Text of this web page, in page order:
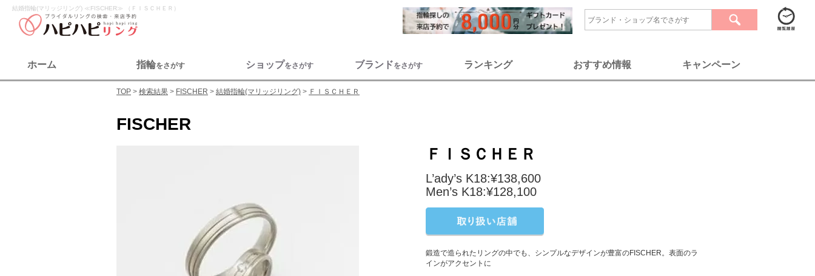
結婚指輪(マリッジリング) ≪FISCHER≫ （ＦＩＳＣＨＥＲ）
ホーム 指輪をさがす ショップをさがす ブランドをさがす ランキング おすすめ情報 キャンペーン
TOP 検索結果 FISCHER 結婚指輪(マリッジリング) ＦＩＳＣＨＥＲ
FISCHER
ＦＩＳＣＨＥＲ
L’ady’s K18:¥138,600
Men’s K18:¥128,100
鍛造で造られたリングの中でも、シンプルなデザインが豊富のFISCHER。表面のラ
インがアクセントに